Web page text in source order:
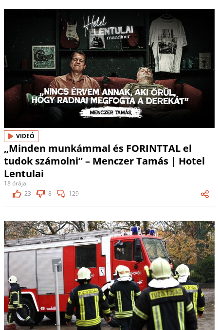
VIDEÓ
„Minden munkámmal és FORINTTAL el
tudok számolni” – Menczer Tamás | Hotel
Lentulai
18 órája
23
8 129